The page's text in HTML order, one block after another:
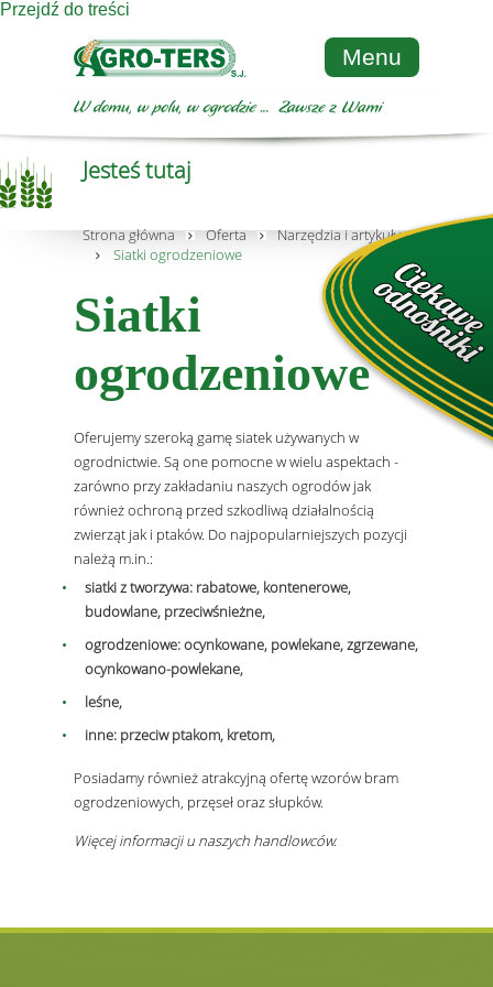
Przejdź do treści
Menu
Jesteś tutaj
Strona główna Oferta
Narzędzia i artykuły metalowe
Siatki ogrodzeniowe
Siatki
ogrodzeniowe
Oferujemy szeroką gamę siatek używanych w
ogrodnictwie. Są one pomocne w wielu aspektach -
zarówno przy zakładaniu naszych ogrodów jak
również ochroną przed szkodliwą działalnością
zwierząt jak i ptaków. Do najpopularniejszych pozycji
należą m.in.:
siatki z tworzywa: rabatowe, kontenerowe,
budowlane, przeciwśnieżne,
ogrodzeniowe: ocynkowane, powlekane, zgrzewane,
ocynkowano-powlekane,
leśne,
inne: przeciw ptakom, kretom,
Posiadamy również atrakcyjną ofertę wzorów bram
ogrodzeniowych, przęseł oraz słupków.
Więcej informacji u naszych handlowców.